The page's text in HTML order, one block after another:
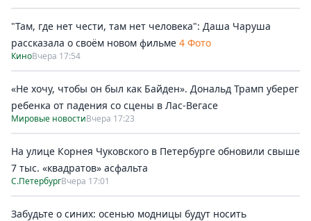
"Там, где нет чести, там нет человека": Даша Чаруша
рассказала о своём новом фильме 4 Фото
КиноВчера 17:54
«Не хочу, чтобы он был как Байден». Дональд Трамп уберег
ребенка от падения со сцены в Лас-Вегасе
Мировые новостиВчера 17:23
На улице Корнея Чуковского в Петербурге обновили свыше
7 тыс. «квадратов» асфальта
С.ПетербургВчера 17:01
Забудьте о синих: осенью модницы будут носить